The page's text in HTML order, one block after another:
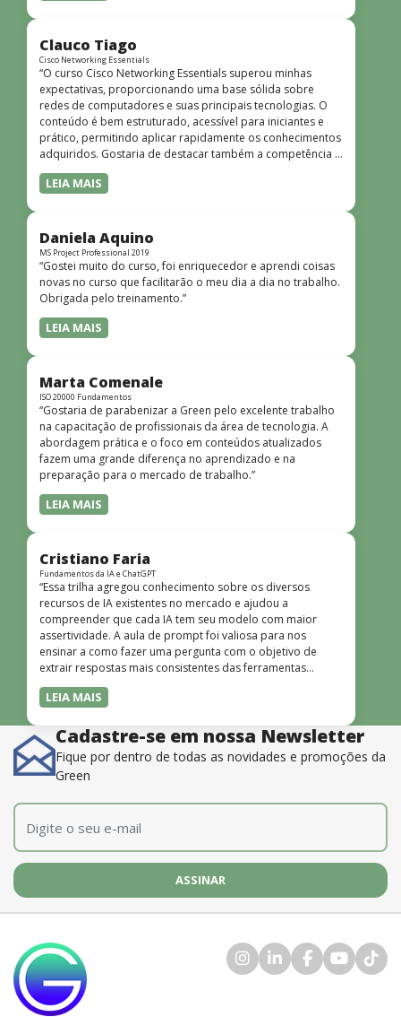
Clauco Tiago
Cisco Networking Essentials
“O curso Cisco Networking Essentials superou minhas
expectativas, proporcionando uma base sólida sobre
redes de computadores e suas principais tecnologias. O
conteúdo é bem estruturado, acessível para iniciantes e
prático, permitindo aplicar rapidamente os conhecimentos
adquiridos. Gostaria de destacar também a competência e
o conhecimento técnico do instrutor Peterson, que
demonstrou total domínio do assunto e soube explicar
dinâmicas e envolventes. Recomendo o curso para todos
que desejam iniciar ou aprofundar seus conhecimentos em
redes!”
LEIA MAIS
Daniela Aquino
MS Project Professional 2019
“Gostei muito do curso, foi enriquecedor e aprendi coisas
novas no curso que facilitarão o meu dia a dia no trabalho.
Obrigada pelo treinamento.”
LEIA MAIS
Marta Comenale
ISO 20000 Fundamentos
“Gostaria de parabenizar a Green pelo excelente trabalho
na capacitação de profissionais da área de tecnologia. A
abordagem prática e o foco em conteúdos atualizados
fazem uma grande diferença no aprendizado e na
preparação para o mercado de trabalho.”
LEIA MAIS
Cristiano Faria
Fundamentos da IA e ChatGPT
“Essa trilha agregou conhecimento sobre os diversos
recursos de IA existentes no mercado e ajudou a
compreender que cada IA tem seu modelo com maior
assertividade. A aula de prompt foi valiosa para nos
ensinar a como fazer uma pergunta com o objetivo de
extrair respostas mais consistentes das ferramentas
disponíveis. O instrutor também é muito bom, além de
dominar o conteúdo, possui uma didática que incentiva o
LEIA MAIS
Cadastre-se em nossa Newsletter
Fique por dentro de todas as novidades e promoções da
Green
E-mail